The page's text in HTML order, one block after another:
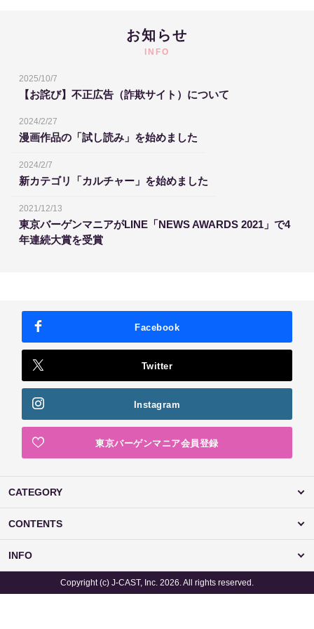
お知らせ
INFO
2025/10/7
【お詫び】不正広告（詐欺サイト）について
2024/2/27
漫画作品の「試し読み」を始めました
2024/2/7
新カテゴリ「カルチャー」を始めました
2021/12/13
東京バーゲンマニアがLINE「NEWS AWARDS 2021」で4
年連続大賞を受賞
Facebook
Twitter
Instagram
東京バーゲンマニア会員登録
CATEGORY
CONTENTS
INFO
Copyright (c) J-CAST, Inc. 2026. All rights reserved.